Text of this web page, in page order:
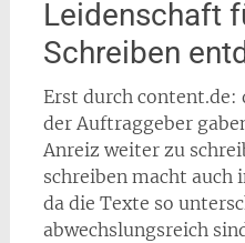
Leidenschaft
Schreiben
Erst durch content.de:
der Auftraggeber
Anreiz weiter zu
schreiben macht auch
da die Texte so
abwechslungsreich